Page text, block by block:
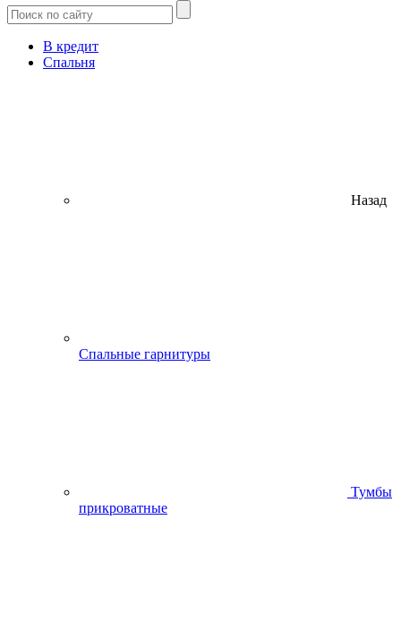
В кредит
Спальня
Назад
Спальные гарнитуры
Тумбы
прикроватные